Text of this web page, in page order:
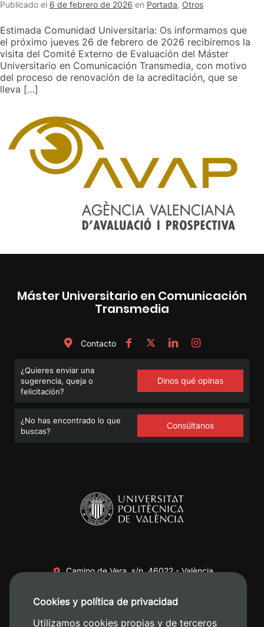
Publicado el 6 de febrero de 2026 en Portada, Otros
Estimada Comunidad Universitaria: Os informamos que
el próximo jueves 26 de febrero de 2026 recibiremos la
visita del Comité Externo de Evaluación del Máster
Universitario en Comunicación Transmedia, con motivo
del proceso de renovación de la acreditación, que se
lleva […]
Máster Universitario en Comunicación
Transmedia
Contacto
¿Quieres enviar una
sugerencia, queja o
felicitación?
Dinos qué opinas
¿No has encontrado lo que
buscas?
Consúltanos
Camino de Vera, s/n. 46022 - València
+34 620 04 00 50
Cookies y política de privacidad
Utilizamos cookies propias y de terceros